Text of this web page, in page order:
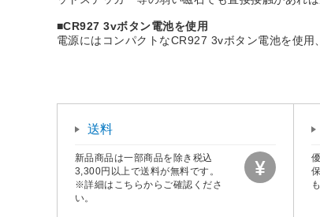
■CR927 3vボタン電池を使用
電源にはコンパクトなCR927 3vボタン電池を使用
送料
新品商品は一部商品を除き税込
3,300円以上で送料が無料です。
※詳細はこちらからご確認くださ
い。